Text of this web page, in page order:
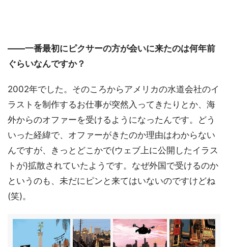
――一番最初にピクサーの方が会いに来たのは何年前
ぐらいなんですか？
2002年でした。そのころからアメリカの水道会社のイ
ラストを制作するお仕事が突然入ってきたりとか、海
外からのオファーを受けるようになったんです。どう
いった経緯で、オファーがきたのか理由はわからない
んですが、きっとどこかで(ウェブ上に公開したイラス
トが)拡散されていたようです。なぜ外国で受けるのか
というのも、未だにピンと来てはいないのですけどね
(笑)。